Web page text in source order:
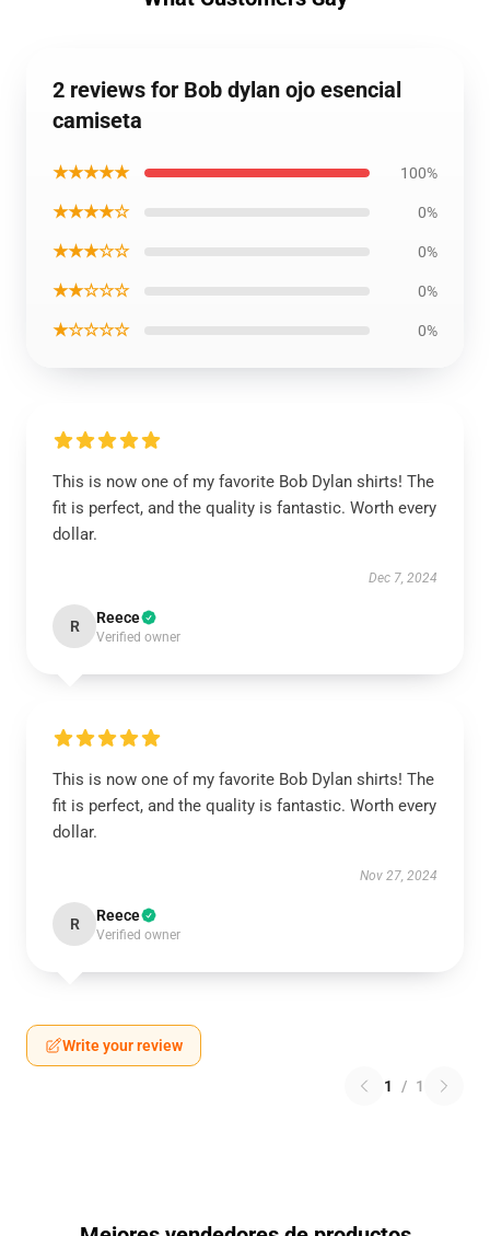
2 reviews for Bob dylan ojo esencial
camiseta
★★★★★ 100%
★★★★☆ 0%
★★★☆☆ 0%
★★☆☆☆ 0%
★☆☆☆☆ 0%
This is now one of my favorite Bob Dylan shirts! The
fit is perfect, and the quality is fantastic. Worth every
dollar.
Dec 7, 2024
R Reece
Verified owner
This is now one of my favorite Bob Dylan shirts! The
fit is perfect, and the quality is fantastic. Worth every
dollar.
Nov 27, 2024
R Reece
Verified owner
Write your review
1 / 1